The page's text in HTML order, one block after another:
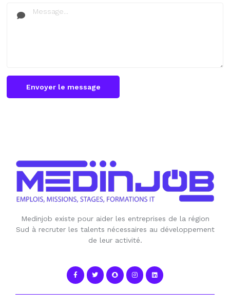
Envoyer le message
Medinjob existe pour aider les entreprises de la région
Sud à recruter les talents nécessaires au développement
de leur activité.